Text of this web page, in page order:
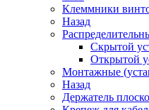
Клеммники
Назад
Скрытой
Открытой
Монтажные
Назад
Держатель